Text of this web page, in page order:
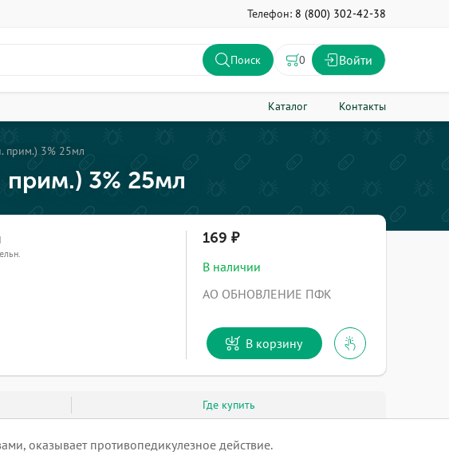
Телефон: 8 (800) 302-42-38
Поиск 0 Войти
Каталог Контакты
прим.) 3% 25мл
3% 25мл
169
В наличии
АО ОБНОВЛЕНИЕ ПФК
В корзину
Где купить
оказывает противопедикулезное действие.